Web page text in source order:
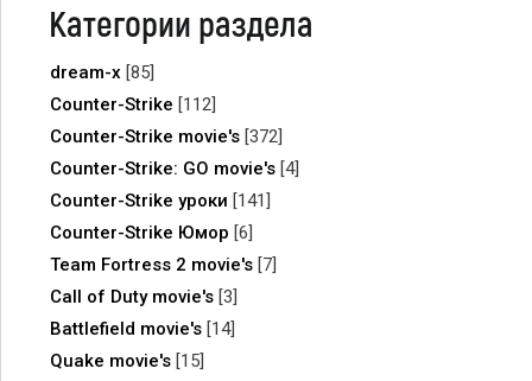
Категории раздела
dream-x [85]
Counter-Strike [112]
Counter-Strike movie's [372]
Counter-Strike: GO movie's [4]
Counter-Strike уроки [141]
Counter-Strike Юмор [6]
Team Fortress 2 movie's [7]
Call of Duty movie's [3]
Battlefield movie's [14]
Quake movie's [15]